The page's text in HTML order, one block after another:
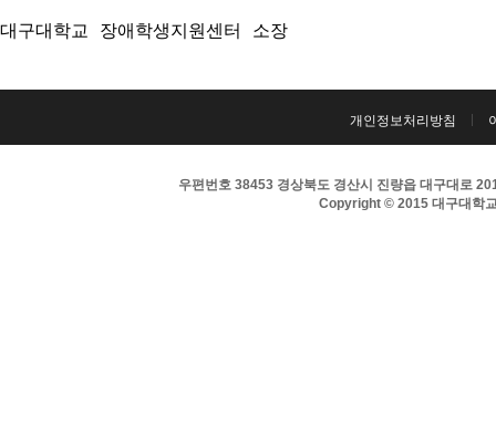
대구대학교 장애학생지원센터 소장
개인정보처리방침
우편번호 38453 경상북도 경산시 진량읍 대구대로
Copyright © 2015 대구대학